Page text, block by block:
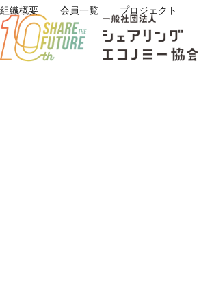
Skip
to
content
組織概要 会員一覧 プロジェクト